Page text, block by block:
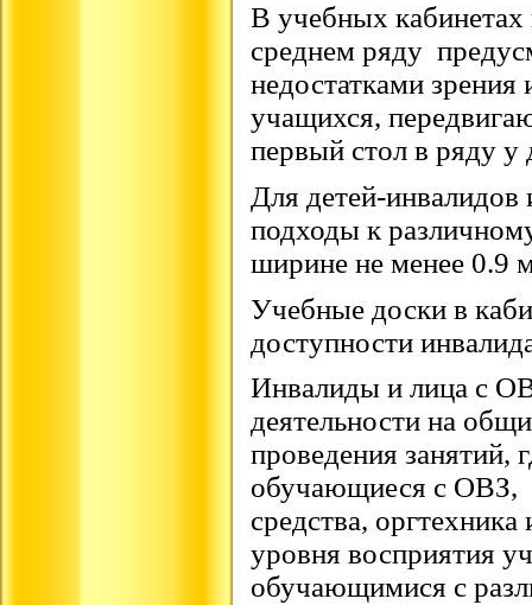
В учебных
среднем ряду
недостатками зрения
учащихся,
первый стол в ряду у
Для детей-
подходы к
ширине не менее 0.9
Учебные доски в
доступности
Инвалиды и лица с
деятельности на
проведения занятий,
обучающиеся с ОВЗ,
средства,
уровня восприятия
обучающимися с